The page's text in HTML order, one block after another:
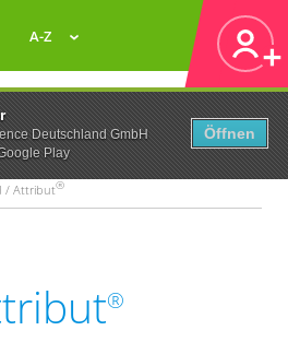
Deutschland GmbH
Play
Öffnen
A-Z
/ Attribut®
®